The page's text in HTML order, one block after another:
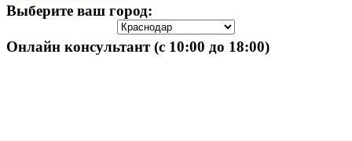
Выберите ваш город:
Онлайн консультант (с 10:00 до 18:00)